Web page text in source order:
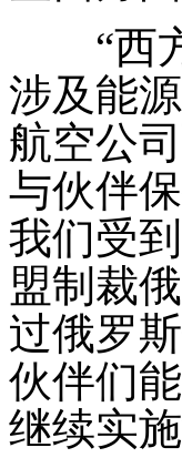
“西方
涉及能
航空公
与伙伴
我们受
盟制裁
过俄罗
伙伴们
继续实